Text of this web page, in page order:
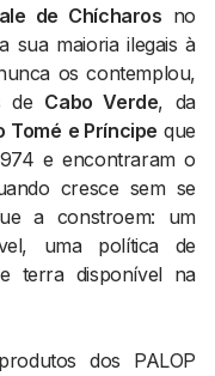
de Chícharos no
sua maioria ilegais à
os contemplou,
de Cabo Verde, da
Tomé e Príncipe que
e encontraram o
cresce sem se
a constroem: um
uma política de
terra disponível na
dos PALOP